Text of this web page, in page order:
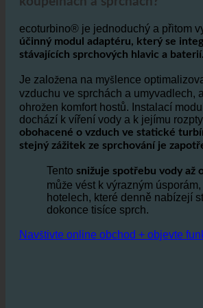
Jak funguje ecoturbino® v
koupelnách a sprchách?
ecoturbino® je jednoduchý a přitom
účinný modul adaptéru, který se
stávajících sprchových hlavic a baterií.
Je založena na myšlence
vzduchu ve sprchách a umyvadlech,
ohrožen komfort hostů. Instalací
dochází k víření vody a k jejímu
obohacené o vzduch ve statické
stejný zážitek ze sprchování je
Tento snižuje spotřebu vody až o
může vést k výrazným úsporám,
hotelech, které denně nabízejí